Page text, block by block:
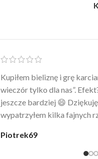
Po prostu WOW! Szlafrok to
wygląda jak z luksusowego
codziennie po kąpieli z
@karolina_dream